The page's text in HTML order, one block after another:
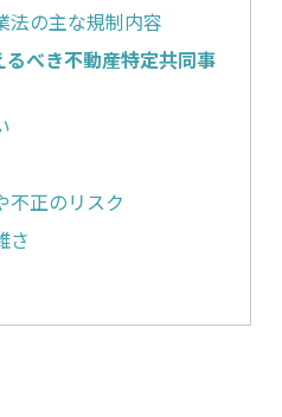
法の主な規制内容
べき不動産特定共同事
不正のリスク
さ